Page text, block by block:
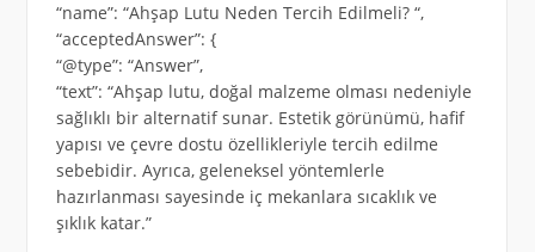
“name”: “Ahşap Lutu Neden Tercih Edilmeli? “,
“acceptedAnswer”: {
“@type”: “Answer”,
“text”: “Ahşap lutu, doğal malzeme olması nedeniyle
sağlıklı bir alternatif sunar. Estetik görünümü, hafif
yapısı ve çevre dostu özellikleriyle tercih edilme
sebebidir. Ayrıca, geleneksel yöntemlerle
hazırlanması sayesinde iç mekanlara sıcaklık ve
şıklık katar.”